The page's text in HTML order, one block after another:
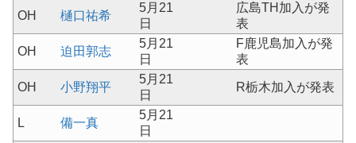
OH 樋口祐希
5月21
日
広島TH加入が発
表
OH 迫田郭志
5月21
日
F鹿児島加入が発
表
OH 小野翔平
5月21
日
R栃木加入が発表
L 備一真
5月21
日